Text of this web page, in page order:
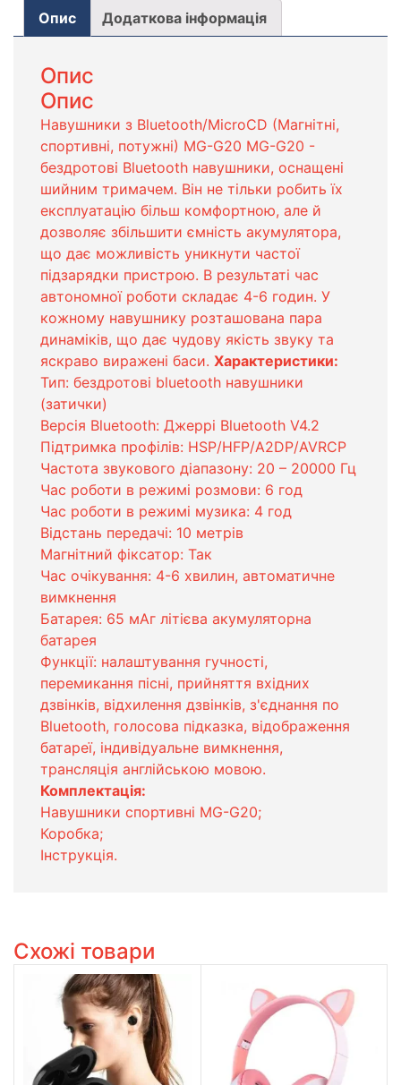
Опис Додаткова інформація
Опис
Опис
Навушники з Bluetooth/MicroCD (Магнітні,
спортивні, потужні) MG-G20 MG-G20 -
бездротові Bluetooth навушники, оснащені
шийним тримачем. Він не тільки робить їх
експлуатацію більш комфортною, але й
дозволяє збільшити ємність акумулятора,
що дає можливість уникнути частої
підзарядки пристрою. В результаті час
автономної роботи складає 4-6 годин. У
кожному навушнику розташована пара
динаміків, що дає чудову якість звуку та
яскраво виражені баси. Характеристики:
Тип: бездротові bluetooth навушники
(затички)
Версія Bluetooth: Джеррі Bluetooth V4.2
Підтримка профілів: HSP/HFP/A2DP/AVRCP
Частота звукового діапазону: 20 – 20000 Гц
Час роботи в режимі розмови: 6 год
Час роботи в режимі музика: 4 год
Відстань передачі: 10 метрів
Магнітний фіксатор: Так
Час очікування: 4-6 хвилин, автоматичне
вимкнення
Батарея: 65 мАг літієва акумуляторна
батарея
Функції: налаштування гучності,
перемикання пісні, прийняття вхідних
дзвінків, відхилення дзвінків, з'єднання по
Bluetooth, голосова підказка, відображення
батареї, індивідуальне вимкнення,
трансляція англійською мовою.
Комплектація:
Навушники спортивні MG-G20;
Коробка;
Інструкція.
Схожі товари